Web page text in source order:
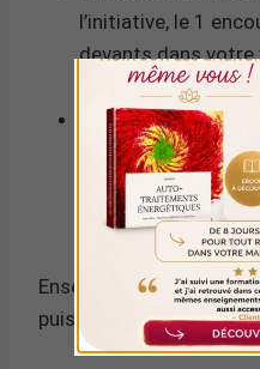
l’initiative, le 1
devants dans votre
indépendante et à
Le chiffre 3 est
l’optimisme et à
vous devriez
partager votre joie
Ensemble, ces chiffres
puissant pour votre